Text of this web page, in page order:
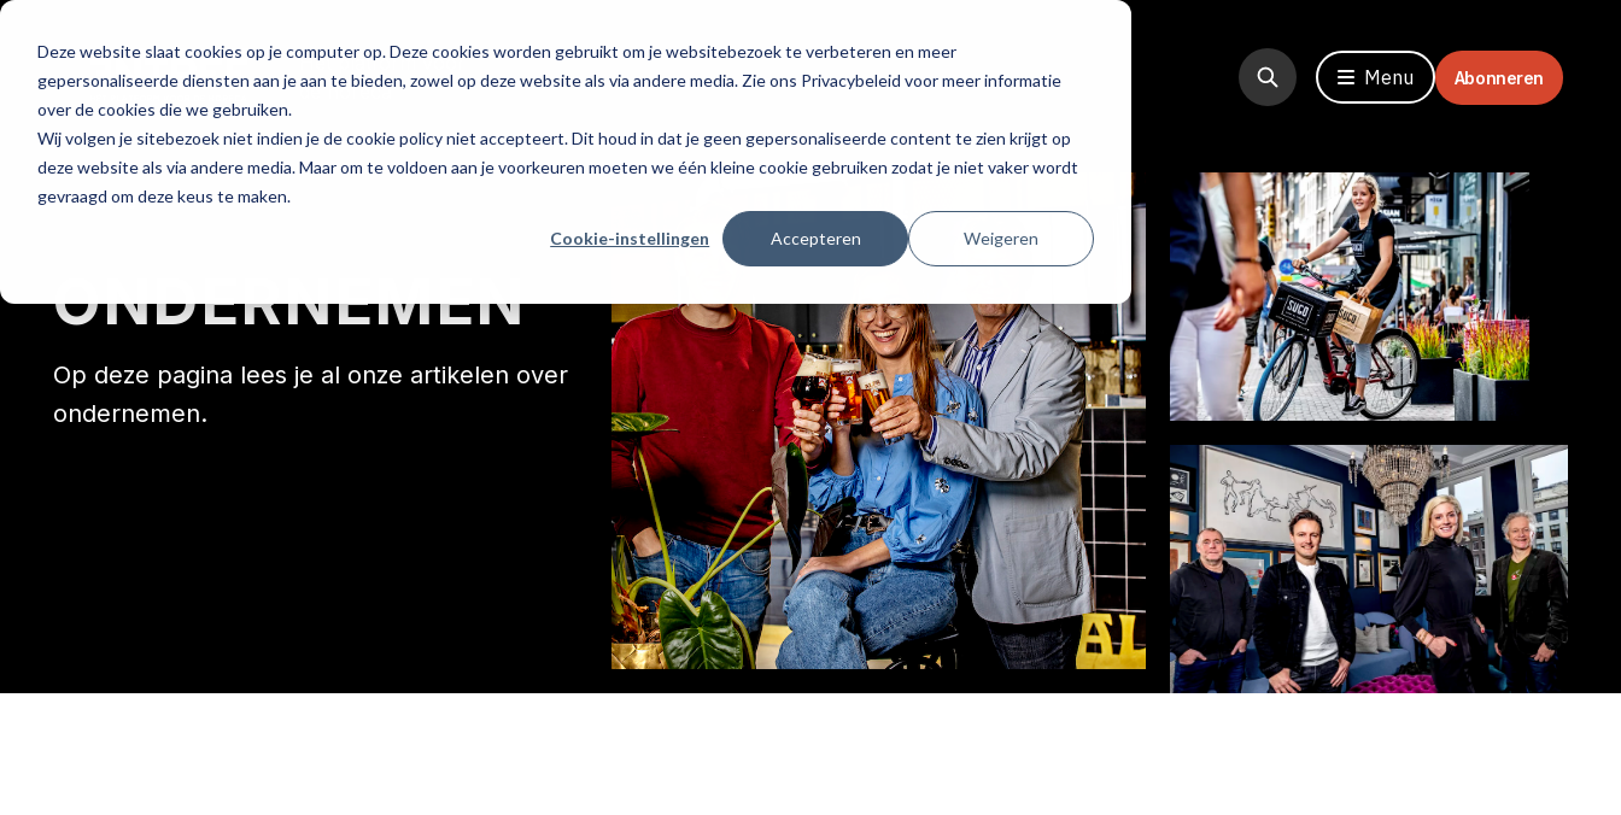
Deze website slaat cookies op je computer op. Deze cookies worden gebruikt om je websitebezoek te verbeteren en meer
gepersonaliseerde diensten aan je aan te bieden, zowel op deze website als via andere media. Zie ons Privacybeleid voor meer informatie
over de cookies die we gebruiken.
Wij volgen je sitebezoek niet indien je de cookie policy niet accepteert. Dit houd in dat je geen gepersonaliseerde content te zien krijgt op
deze website als via andere media. Maar om te voldoen aan je voorkeuren moeten we één kleine cookie gebruiken zodat je niet vaker wordt
gevraagd om deze keus te maken.
Cookie-instellingen Accepteren Weigeren
Hét platform voor
de horeca
Menu Abonneren
Home
ONDERNEMEN
Op deze pagina lees je al onze artikelen over
ondernemen.